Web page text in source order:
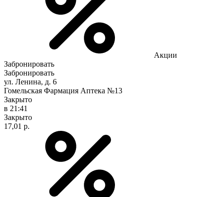
Акции
Забронировать
Забронировать
ул. Ленина, д. 6
Гомельская Фармация Аптека №13
Закрыто
в 21:41
Закрыто
17,01 р.